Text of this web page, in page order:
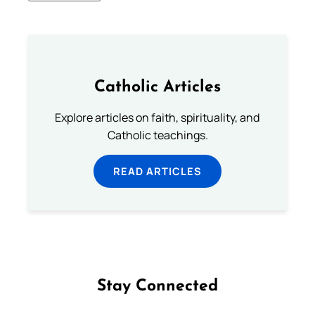
Catholic Articles
Explore articles on faith, spirituality, and
Catholic teachings.
READ ARTICLES
Stay Connected